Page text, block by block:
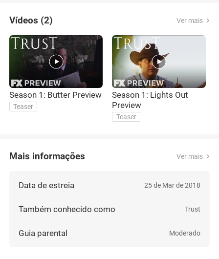
Vídeos (2) Ver mais
Season 1: Butter Preview
Teaser
Season 1: Lights Out
Preview
Teaser
Mais informações Ver mais
Data de estreia 25 de Mar de 2018
Também conhecido como Trust
Guia parental Moderado